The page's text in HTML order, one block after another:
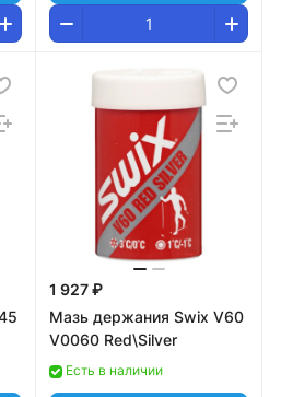
1 927 ₽
Мазь держания Swix V60
V0060 Red\Silver
Есть в наличии